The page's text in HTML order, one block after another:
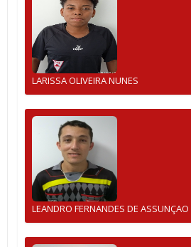
LARISSA OLIVEIRA NUNES
LEANDRO FERNANDES DE ASSUNÇAO